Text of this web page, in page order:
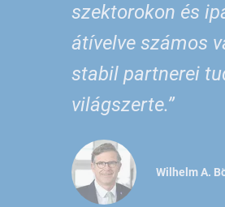
szektorokon és
átívelve számos
stabil partnerei
világszerte.”
Wilhelm A.